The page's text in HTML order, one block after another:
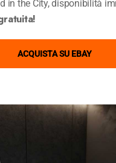
Link Utili
Cookie Policy
Contattaci
Gift Card
in the City, disponibilità
ACQUISTA SU EBAY